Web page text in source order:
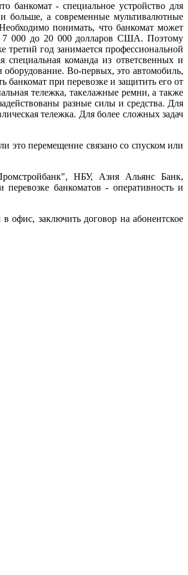
банкомат - специальное устройство для
больше, а современные мультивалютные
понимать, что банкомат может
7 000 до 20 000 долларов США. Поэтому
год занимается профессиональной
специальная команда из ответсвенных и
Во-первых, это автомобиль,
банкомат при перевозке и защитить его от
тележка, такелажные ремни, а также
разные силы и средства. Для
тележка. Для более сложных задач
это перемещение связано со спуском или
НБУ, Азия Альянс Банк,
банкоматов - оперативность и
офис, заключить договор на абонентское